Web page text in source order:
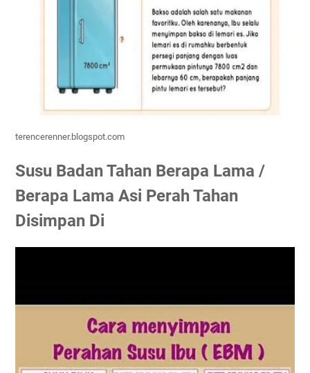
terencerenner.blogspot.com
Susu Badan Tahan Berapa Lama /
Berapa Lama Asi Perah Tahan
Disimpan Di